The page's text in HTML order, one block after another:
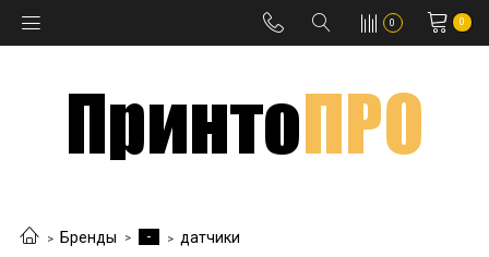
0 0
Бренды - датчики